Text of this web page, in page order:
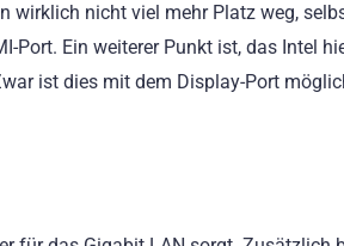
wirklich nicht viel mehr Platz weg,
Port. Ein weiterer Punkt ist, das Intel
ist dies mit dem Display-Port